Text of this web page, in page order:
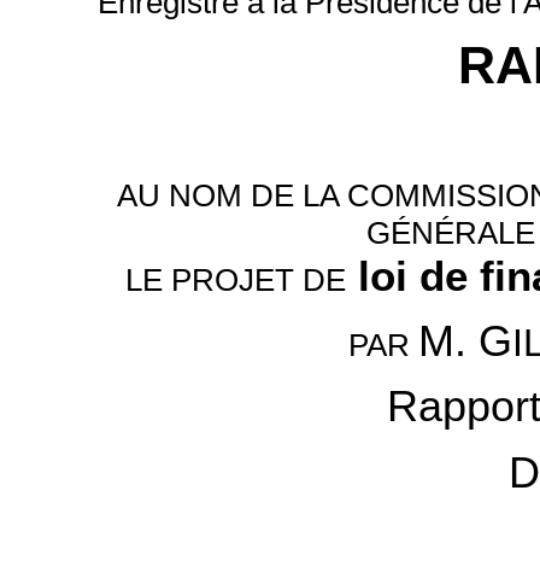
AU NOM DE LA
LE PROJET DE loi de
PAR M. G